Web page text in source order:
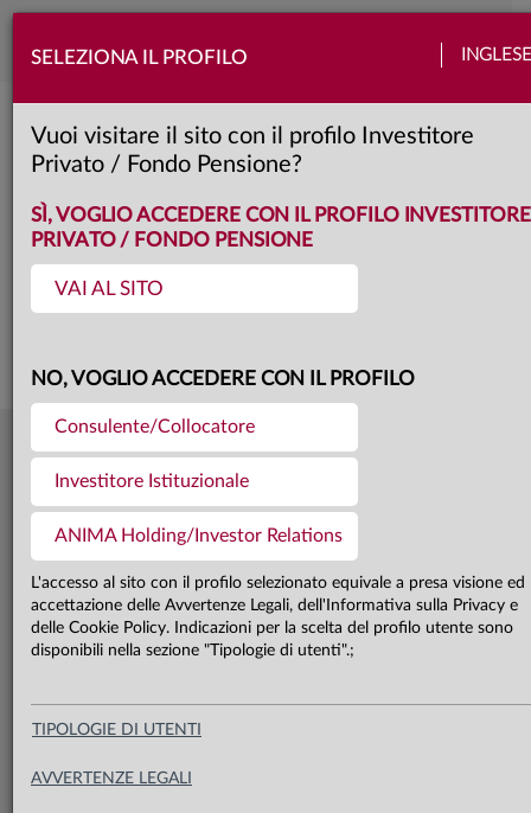
SELEZIONA IL PROFILO INGLESE
Vuoi visitare il sito con il profilo Investitore
Privato / Fondo Pensione?
SÌ, VOGLIO ACCEDERE CON IL PROFILO INVESTITORE
PRIVATO / FONDO PENSIONE
VAI AL SITO
NO, VOGLIO ACCEDERE CON IL PROFILO
Consulente/Collocatore
Investitore Istituzionale
ANIMA Holding/Investor Relations
L'accesso al sito con il profilo selezionato equivale a presa visione ed
accettazione delle Avvertenze Legali, dell'Informativa sulla Privacy e
delle Cookie Policy. Indicazioni per la scelta del profilo utente sono
disponibili nella sezione "Tipologie di utenti".;
TIPOLOGIE DI UTENTI
AVVERTENZE LEGALI
Toggle
Anima Obbligazionario Corporate
Classe: AD
Questa è una comunicazione di marketing. Si prega di consultare il prospetto e
Ultima quota
04.08.26
Patrimonio fondo 31.07.26
Patrimonio classe AD 31.07.26
Carta di identità
Linea
Mercati
Sistema
Macrocategoria